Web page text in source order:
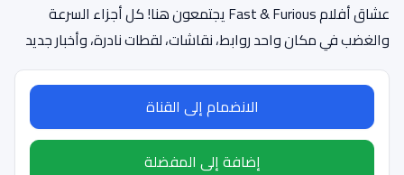
عشاق أفلام Fast & Furious يجتمعون هنا! كل أجزاء السرعة
والغضب في مكان واحد روابط، نقاشات، لقطات نادرة، وأخبار جديد
الانضمام إلى القناة
إضافة إلى المفضلة